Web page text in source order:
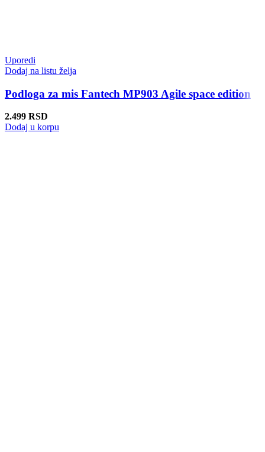
Uporedi
Dodaj na listu želja
Podloga za mis Fantech MP903 Agile space edition
2.499 RSD
Dodaj u korpu